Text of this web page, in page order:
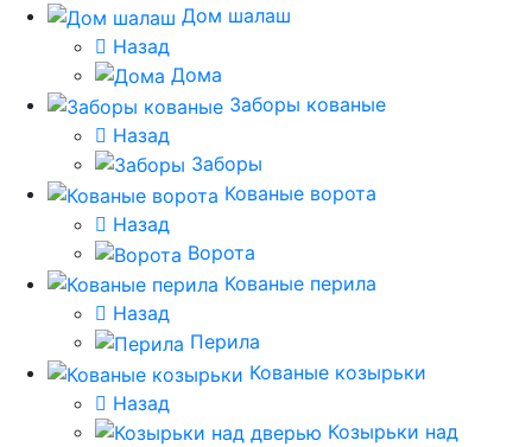
Дом шалаш
Назад
Дома
Заборы кованые
Назад
Заборы
Кованые ворота
Назад
Ворота
Кованые перила
Назад
Перила
Кованые козырьки
Назад
Козырьки над